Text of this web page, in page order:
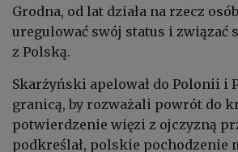
Grodna, od lat działa na rzecz
uregulować swój status i związać
z Polską.
Skarżyński apelował do Polonii i
granicą, by rozważali powrót do
potwierdzenie więzi z ojczyzną
podkreślał, polskie pochodzenie